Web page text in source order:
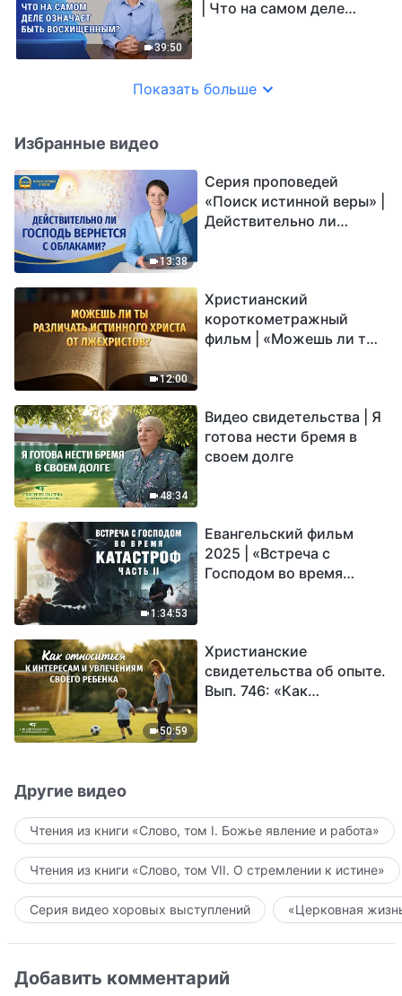
39:50
| Что на самом деле
Показать больше
Избранные видео
13:38
Серия проповедей
«Поиск истинной веры» |
Действительно ли
12:00
Христианский
короткометражный
фильм | «Можешь ли ты
48:34
Видео свидетельства | Я
готова нести бремя в
своем долге
1:34:53
Евангельский фильм
2025 | «Встреча с
Господом во время
обрести Божье
спасение?
50:59
Христианские
свидетельства об опыте.
Вып. 746: «Как
Другие видео
Чтения из книги «Слово, том I. Божье явление и работа»
Чтения из книги «Слово, том VII. О стремлении к истине»
Серия видео хоровых выступлений «Церковная
Добавить комментарий